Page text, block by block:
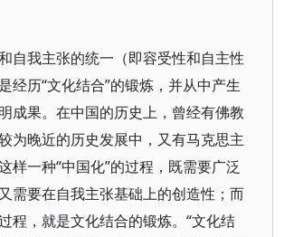
自我主张的统一（即容受性和自主性
经历“文化结合”的锻炼，并从中产生
成果。在中国的历史上，曾经有佛教
为晚近的历史发展中，又有马克思主
样一种“中国化”的过程，既需要广泛
需要在自我主张基础上的创造性；而
程，就是文化结合的锻炼。“文化结